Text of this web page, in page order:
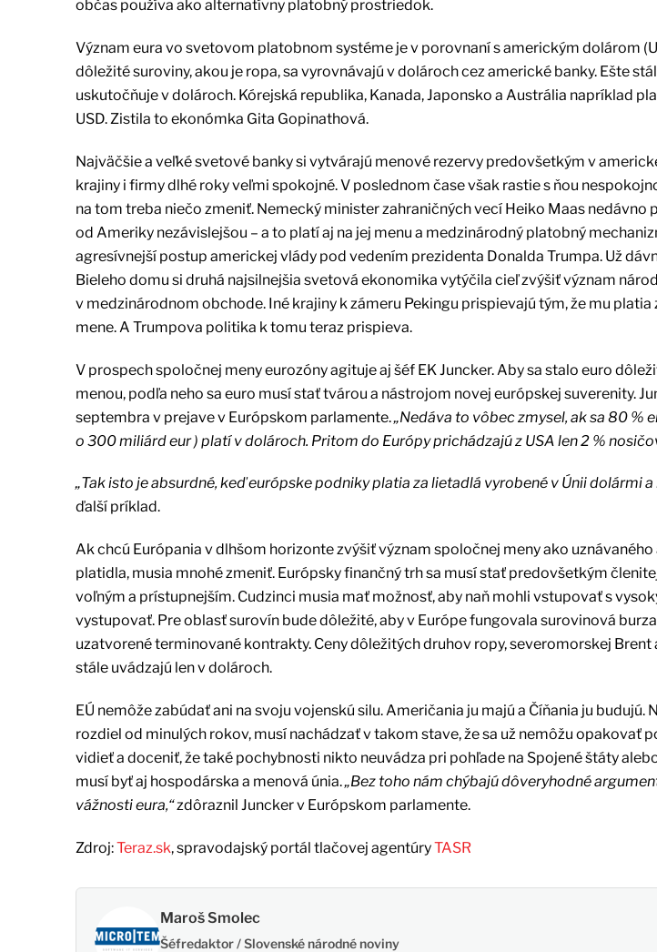
občas používa ako alternatívny platobný prostriedok.
Význam eura vo svetovom platobnom systéme je v porovnaní s americkým dolárom
dôležité suroviny, akou je ropa, sa vyrovnávajú v dolároch cez americké banky. Ešte
uskutočňuje v dolároch. Kórejská republika, Kanada, Japonsko a Austrália napríklad
USD. Zistila to ekonómka Gita Gopinathová.
Najväčšie a veľké svetové banky si vytvárajú menové rezervy predovšetkým v
krajiny i firmy dlhé roky veľmi spokojné. V poslednom čase však rastie s ňou
na tom treba niečo zmeniť. Nemecký minister zahraničných vecí Heiko Maas nedávno
od Ameriky nezávislejšou – a to platí aj na jej menu a medzinárodný platobný
agresívnejší postup americkej vlády pod vedením prezidenta Donalda Trumpa. Už
Bieleho domu si druhá najsilnejšia svetová ekonomika vytýčila cieľ zvýšiť význam
v medzinárodnom obchode. Iné krajiny k zámeru Pekingu prispievajú tým, že mu
mene. A Trumpova politika k tomu teraz prispieva.
V prospech spoločnej meny eurozóny agituje aj šéf EK Juncker. Aby sa stalo euro
menou, podľa neho sa euro musí stať tvárou a nástrojom novej európskej suverenity.
septembra v prejave v Európskom parlamente.„Nedáva to vôbec zmysel, ak sa 80 %
o 300 miliárd eur ) platí v dolároch. Pritom do Európy prichádzajú z USA len 2 %
„Tak isto je absurdné, keď európske podniky platia za lietadlá vyrobené v Únii dolármi a
ďalší príklad.
Ak chcú Európania v dlhšom horizonte zvýšiť význam spoločnej meny ako
platidla, musia mnohé zmeniť. Európsky finančný trh sa musí stať predovšetkým
voľným a prístupnejším. Cudzinci musia mať možnosť, aby naň mohli vstupovať s
vystupovať. Pre oblasť surovín bude dôležité, aby v Európe fungovala surovinová
uzatvorené terminované kontrakty. Ceny dôležitých druhov ropy, severomorskej Brent
stále uvádzajú len v dolároch.
EÚ nemôže zabúdať ani na svoju vojenskú silu. Američania ju majú a Číňania ju budujú.
rozdiel od minulých rokov, musí nachádzať v takom stave, že sa už nemôžu opakovať
vidieť a doceniť, že také pochybnosti nikto neuvádza pri pohľade na Spojené štáty
musí byť aj hospodárska a menová únia.„Bez toho nám chýbajú dôveryhodné
vážnosti eura,“zdôraznil Juncker v Európskom parlamente.
Zdroj:Teraz.sk, spravodajský portál tlačovej agentúryTASR
Maroš Smolec
Šéfredaktor / Slovenské národné noviny